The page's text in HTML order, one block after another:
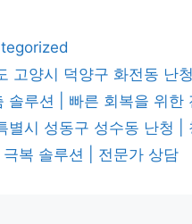
고양시 덕양구 화전동 난
솔루션 | 빠른 회복을 위한
별시 성동구 성수동 난청 |
복 솔루션 | 전문가 상담